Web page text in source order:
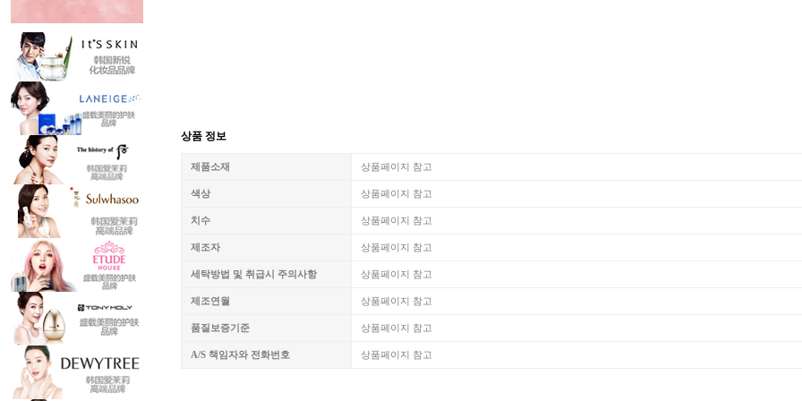
상품 정보
제품소재 상품페이지 참고
색상 상품페이지 참고
치수 상품페이지 참고
제조자 상품페이지 참고
세탁방법 및 취급시 주의사항 상품페이지 참고
제조연월 상품페이지 참고
품질보증기준 상품페이지 참고
A/S 책임자와 전화번호 상품페이지 참고